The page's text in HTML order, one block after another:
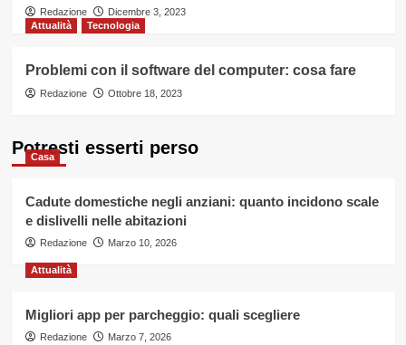
Redazione
Dicembre 3, 2023
Attualità
Tecnologia
Problemi con il software del computer: cosa fare
Redazione Ottobre 18, 2023
Potresti esserti perso
Casa
Cadute domestiche negli anziani: quanto incidono scale
e dislivelli nelle abitazioni
Redazione Marzo 10, 2026
Attualità
Migliori app per parcheggio: quali scegliere
Redazione Marzo 7, 2026